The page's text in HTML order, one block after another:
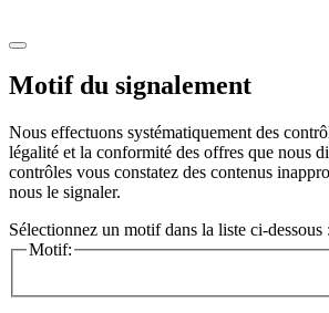
Motif du signalement
Nous effectuons systématiquement des
légalité et la conformité des offres que nous
contrôles vous constatez des contenus
nous le signaler.
Sélectionnez un motif dans la liste ci-dessous :
Motif: